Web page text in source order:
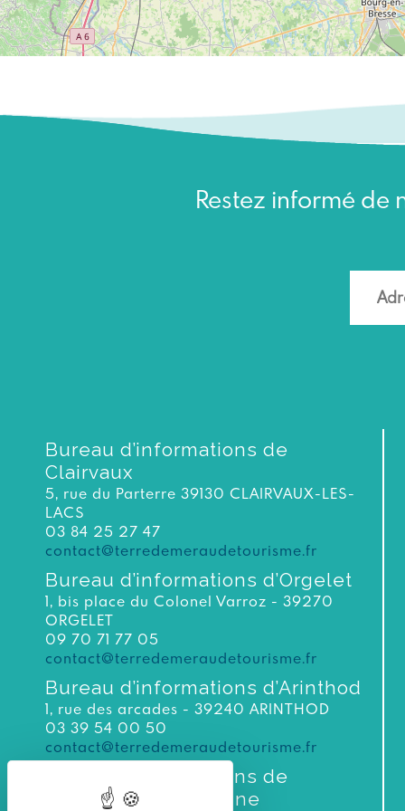
Restez informé de
Bureau d’informations de
Clairvaux
5, rue du Parterre 39130 CLAIRVAUX-LES-
LACS
03 84 25 27 47
contact@terredemeraudetourisme.fr
Bureau d’informations d’Orgelet
1, bis place du Colonel Varroz - 39270
ORGELET
09 70 71 77 05
contact@terredemeraudetourisme.fr
Bureau d’informations d’Arinthod
1, rue des arcades - 39240 ARINTHOD
03 39 54 00 50
contact@terredemeraudetourisme.fr
Bureau d’informations de
Moirans-en-Montagne